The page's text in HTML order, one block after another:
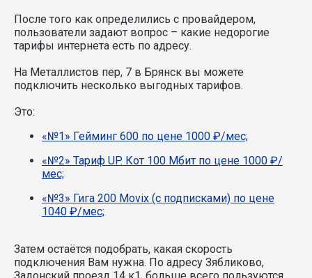
После того как определились с провайдером,
пользователи задают вопрос – какие недорогие
тарифы интернета есть по адресу.
На Металлистов пер, 7 в Брянск вы можете
подключить несколько выгодных тарифов.
Это:
«№1» Гейминг 600 по цене 1000 ₽/мес;
«№2» Тариф UP. Кот 100 Мбит по цене 1000 ₽/
мес;
«№3» Гига 200 Movix (с подписками) по цене
1040 ₽/мес;
Затем остаётся подобрать, какая скорость
подключения Вам нужна. По адресу Зябликово,